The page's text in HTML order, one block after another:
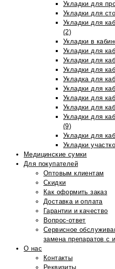
Укладки для
Укладки для
Укладки для
(2)
Укладки в
Укладки для
Укладки для
Укладки для
Укладка для
Укладки для
Укладки для
Укладки для
Укладки для
(9)
Укладки для
Укладки
Медицинские сумки
Для покупателей
Оптовым клиентам
Скидки
Как оформить заказ
Доставка и оплата
Гарантии и качество
Вопрос-ответ
Сервисное
замена препаратов с
О нас
Контакты
Реквизиты